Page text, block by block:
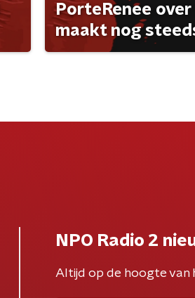
PorteRenee
maakt nog
NPO Radio 2
Altijd op de hoogte van